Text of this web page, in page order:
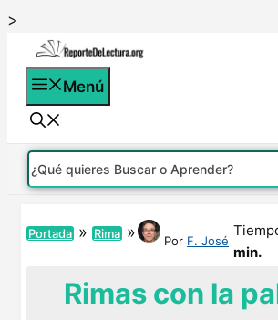
>
contenido
Menú
Portada » Rima » Por F. José
min.
Rimas con la